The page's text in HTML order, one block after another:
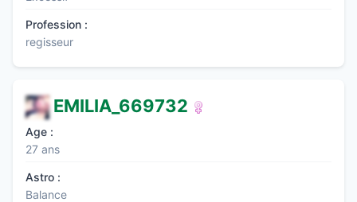
Profession :
regisseur
EMILIA_669732
Age :
27 ans
Astro :
Balance